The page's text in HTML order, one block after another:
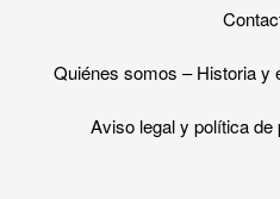
Quiénes somos – Historia y
Aviso legal y política